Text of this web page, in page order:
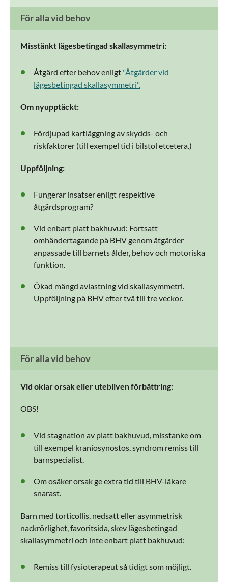
För alla vid behov
Misstänkt lägesbetingad skallasymmetri:
Åtgärd efter behov enligt "Åtgärder vid
lägesbetingad skallasymmetri".
Om nyupptäckt:
Fördjupad kartläggning av skydds- och
riskfaktorer (till exempel tid i bilstol etcetera.)
Uppföljning:
Fungerar insatser enligt respektive
åtgärdsprogram?
Vid enbart platt bakhuvud: Fortsatt
omhändertagande på BHV genom åtgärder
anpassade till barnets ålder, behov och motoriska
funktion.
Ökad mängd avlastning vid skallasymmetri.
Uppföljning på BHV efter två till tre veckor.
För alla vid behov
Vid oklar orsak eller utebliven förbättring:
OBS!
Vid stagnation av platt bakhuvud, misstanke om
till exempel kraniosynostos, syndrom remiss till
barnspecialist.
Om osäker orsak ge extra tid till BHV-läkare
snarast.
Barn med torticollis, nedsatt eller asymmetrisk
nackrörlighet, favoritsida, skev lägesbetingad
skallasymmetri och inte enbart platt bakhuvud:
Remiss till fysioterapeut så tidigt som möjligt.